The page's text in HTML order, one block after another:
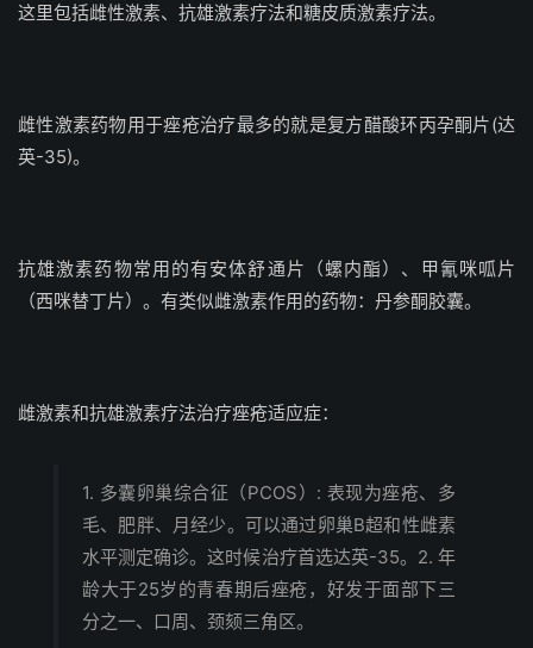
这里包括雌性激素、抗雄激素疗法和糖皮质激素疗法。
雌性激素药物用于痤疮治疗最多的就是复方醋酸环丙孕酮片(达
英-35)。
抗雄激素药物常用的有安体舒通片（螺内酯）、甲氰咪呱片
（西咪替丁片）。有类似雌激素作用的药物：丹参酮胶囊。
雌激素和抗雄激素疗法治疗痤疮适应症：
1. 多囊卵巢综合征（PCOS）: 表现为痤疮、多
毛、肥胖、月经少。可以通过卵巢B超和性雌素
水平测定确诊。这时候治疗首选达英-35。 2. 年
龄大于25岁的青春期后痤疮，好发于面部下三
分之一、口周、颈颏三角区。